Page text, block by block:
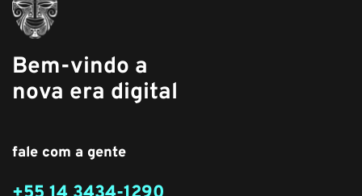
Bem-vindo a
nova era digital
fale com a gente